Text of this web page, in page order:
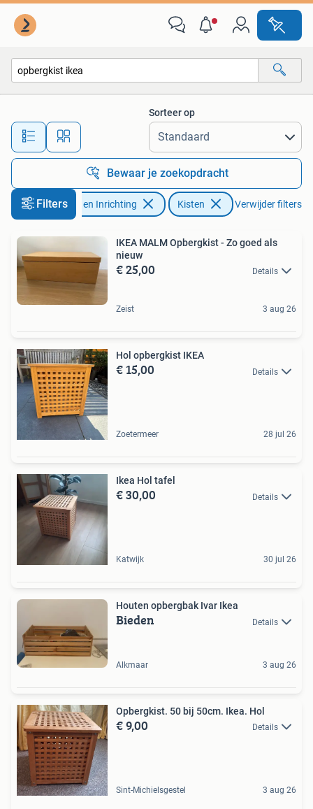
Alle afstanden…
Sorteer op
Bewaar je zoekopdracht
FiltersHuis en Inrichting Kisten Verwijder filters
IKEA MALM Opbergkist - Zo goed als
nieuw
€ 25,00 Details
Zeist 3 aug 26
Hol opbergkist IKEA
€ 15,00 Details
Zoetermeer 28 jul 26
Ikea Hol tafel
€ 30,00 Details
Katwijk 30 jul 26
Houten opbergbak Ivar Ikea
Bieden Details
Alkmaar 3 aug 26
Opbergkist. 50 bij 50cm. Ikea. Hol
€ 9,00 Details
Sint-Michielsgestel 3 aug 26